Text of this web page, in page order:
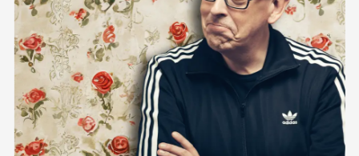
Aktuelles
Presse
Merch
Rückschau